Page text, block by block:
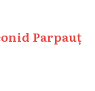
Parpauț